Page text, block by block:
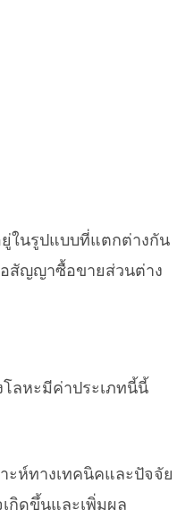
ยู่ในรูปแบบที่แตกต่างกัน
สัญญาซื้อขายส่วนต่าง
ลหะมีค่าประเภทนี้นี้
ะห์ทางเทคนิคและปัจจัย
กิดขึ้นและเพิ่มผล